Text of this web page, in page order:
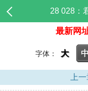
28 028：
最新网
字体： 大
上